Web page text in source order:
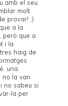
amb el seu
molt
provar! ;)
a la
però que a
i la
haig de
una
no la van
no sabeu si
la per